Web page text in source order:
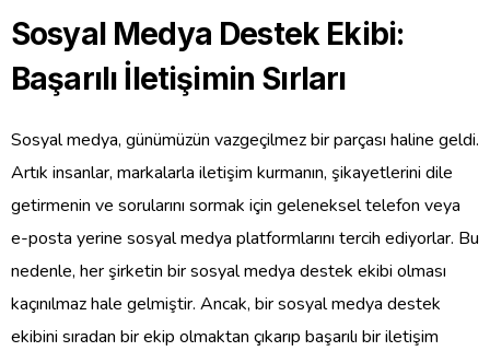
Sosyal Medya Destek Ekibi:
Başarılı İletişimin Sırları
Sosyal medya, günümüzün vazgeçilmez bir parçası haline geldi.
Artık insanlar, markalarla iletişim kurmanın, şikayetlerini dile
getirmenin ve sorularını sormak için geleneksel telefon veya
e-posta yerine sosyal medya platformlarını tercih ediyorlar. Bu
nedenle, her şirketin bir sosyal medya destek ekibi olması
kaçınılmaz hale gelmiştir. Ancak, bir sosyal medya destek
ekibini sıradan bir ekip olmaktan çıkarıp başarılı bir iletişim